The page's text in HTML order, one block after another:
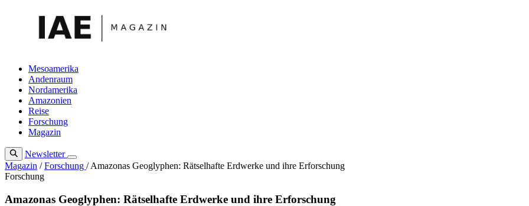
Mesoamerika
Andenraum
Nordamerika
Amazonien
Reise
Forschung
Magazin
Newsletter
Magazin / Forschung / Amazonas Geoglyphen: Rätselhafte Erdwerke und ihre Erforschung
Forschung
Amazonas Geoglyphen: Rätselhafte Erdwerke und ihre Erforschung